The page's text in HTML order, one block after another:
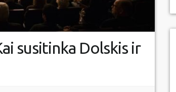
susitinka Dolskis ir